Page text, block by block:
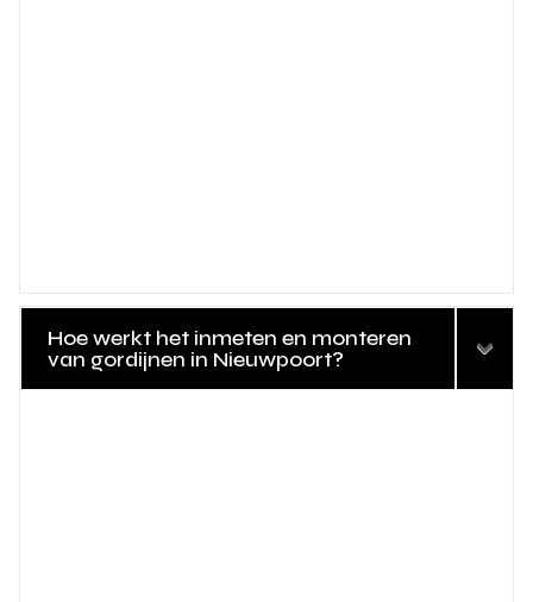
Hoe werkt het inmeten en monteren
van gordijnen in Nieuwpoort?